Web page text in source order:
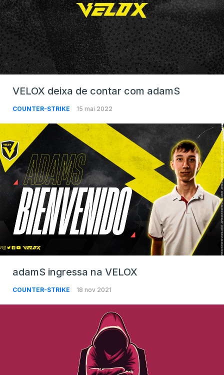
VELOX deixa de contar com adamS
COUNTER-STRIKE 15 mai 2022
adamS ingressa na VELOX
COUNTER-STRIKE 18 nov 2021